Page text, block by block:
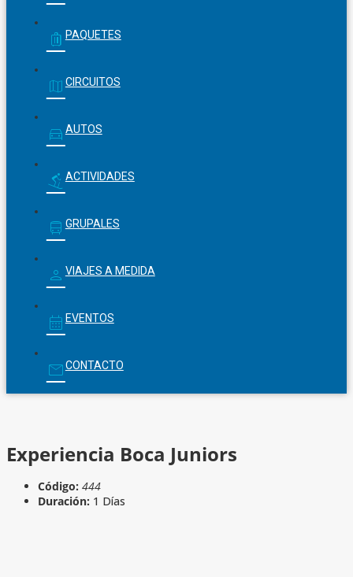
PAQUETES
CIRCUITOS
AUTOS
ACTIVIDADES
GRUPALES
VIAJES A MEDIDA
EVENTOS
CONTACTO
Experiencia Boca Juniors
Código: 444
Duración: 1 Días